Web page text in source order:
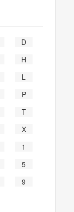
D
H
L
P
T
X
1
5
9